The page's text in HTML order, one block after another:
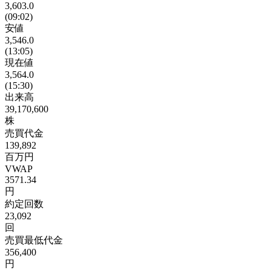
3,603.0
(09:02)
安値
3,546.0
(13:05)
現在値
3,564.0
(15:30)
出来高
39,170,600
株
売買代金
139,892
百万円
VWAP
3571.34
円
約定回数
23,092
回
売買最低代金
356,400
円